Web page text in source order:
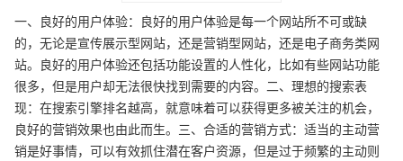
一、良好的用户体验：良好的用户体验是每一个网站所不可或缺
的，无论是宣传展示型网站，还是营销型网站，还是电子商务类网
站。良好的用户体验还包括功能设置的人性化，比如有些网站功能
很多，但是用户却无法很快找到需要的内容。二、理想的搜索表
现：在搜索引擎排名越高，就意味着可以获得更多被关注的机会，
良好的营销效果也由此而生。三、合适的营销方式：适当的主动营
销是好事情，可以有效抓住潜在客户资源，但是过于频繁的主动则